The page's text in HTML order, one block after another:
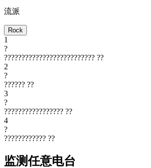
流派
Rock
1
?
?????????????????????????? ??
2
?
?????? ??
3
?
????????????????? ??
4
?
???????????? ??
监测任意电台